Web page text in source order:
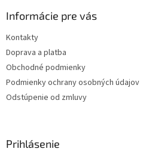
Informácie pre vás
Kontakty
Doprava a platba
Obchodné podmienky
Podmienky ochrany osobných údajov
Odstúpenie od zmluvy
Prihlásenie